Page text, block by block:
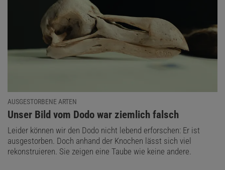
AUSGESTORBENE ARTEN
:
Unser Bild vom Dodo war ziemlich falsch
Leider können wir den Dodo nicht lebend erforschen: Er ist
ausgestorben. Doch anhand der Knochen lässt sich viel
rekonstruieren. Sie zeigen eine Taube wie keine andere.